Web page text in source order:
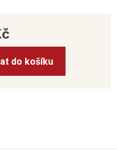
do košíku